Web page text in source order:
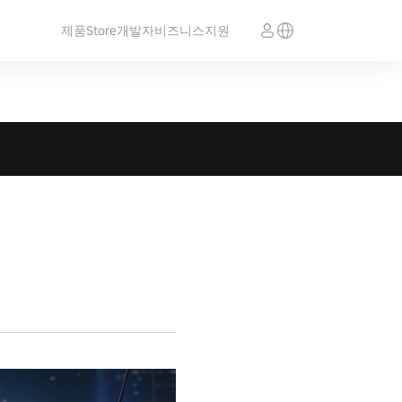
제품Store개발자비즈니스지원